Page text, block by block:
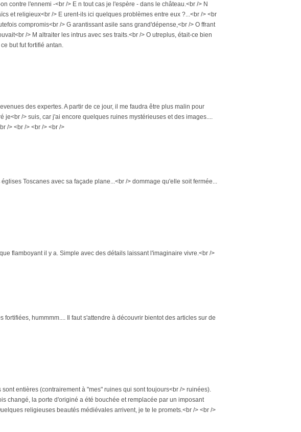
contre l'ennemi -<br /> E n tout cas je l'espère - dans le château.<br /> N
et religieux<br /> E urent-ils ici quelques problèmes entre eux ?...<br /> <br
compromis<br /> G arantissant asile sans grand'dépense,<br /> O ffrant
/> M altraiter les intrus avec ses traits.<br /> O utreplus, était-ce bien
but fut fortifié antan.
des expertes. A partir de ce jour, il me faudra être plus malin pour
je<br /> suis, car j'ai encore quelques ruines mystérieuses et des images....
/> <br /> <br /> <br />
Toscanes avec sa façade plane...<br /> dommage qu'elle soit fermée...
flamboyant il y a. Simple avec des détails laissant l'imaginaire vivre.<br />
hummmm.... Il faut s'attendre à découvrir bientot des articles sur de
entières (contrairement à "mes" ruines qui sont toujours<br /> ruinées).
changé, la porte d'originé a été bouchée et remplacée par un imposant
religieuses beautés médiévales arrivent, je te le promets.<br /> <br />